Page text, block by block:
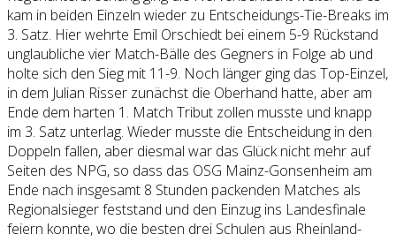
kam in beiden Einzeln wieder zu Entscheidungs-Tie-Breaks im
3. Satz. Hier wehrte Emil Orschiedt bei einem 5-9 Rückstand
unglaubliche vier Match-Bälle des Gegners in Folge ab und
holte sich den Sieg mit 11-9. Noch länger ging das Top-Einzel,
in dem Julian Risser zunächst die Oberhand hatte, aber am
Ende dem harten 1. Match Tribut zollen musste und knapp
im 3. Satz unterlag. Wieder musste die Entscheidung in den
Doppeln fallen, aber diesmal war das Glück nicht mehr auf
Seiten des NPG, so dass das OSG Mainz-Gonsenheim am
Ende nach insgesamt 8 Stunden packenden Matches als
Regionalsieger feststand und den Einzug ins Landesfinale
feiern konnte, wo die besten drei Schulen aus Rheinland-